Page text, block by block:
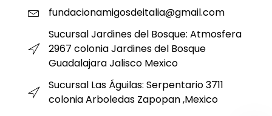
fundacionamigosdeitalia@gmail.com
Sucursal Jardines del Bosque: Atmosfera
2967 colonia Jardines del Bosque
Guadalajara Jalisco Mexico
Sucursal Las Águilas: Serpentario 3711
colonia Arboledas Zapopan ,Mexico